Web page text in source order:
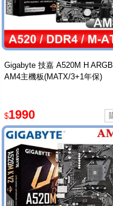
Gigabyte 技嘉 A520M H ARGB
AM4主機板(MATX/3+1年保)
$1990